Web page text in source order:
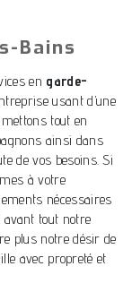
Bains
en garde-
usant d’une
tout en
ainsi dans
de vos besoins. Si
à votre
nécessaires
tout notre
plus notre désir de
avec propreté et